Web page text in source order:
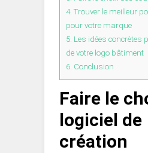
4. Trouver le meilleur
pour votre marque
5. Les idées concrètes
de votre logo bâtiment
6. Conclusion
Faire le
logiciel de
création